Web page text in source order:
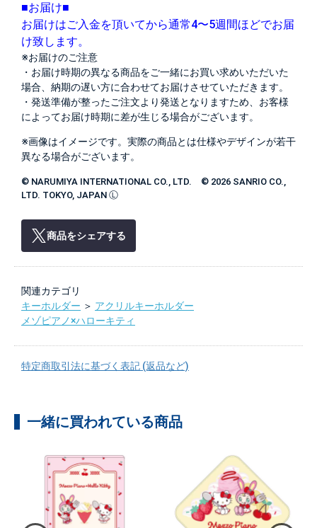
■お届け■
お届けはご入金を頂いてから通常4〜5週間ほどでお届
け致します。
※お届けのご注意
・お届け時期の異なる商品をご一緒にお買い求めいただいた
場合、納期の遅い方に合わせてお届けさせていただきます。
・発送準備が整ったご注文より発送となりますため、お客様
によってお届け時期に差が生じる場合がございます。
※画像はイメージです。実際の商品とは仕様やデザインが若干
異なる場合がございます。
© NARUMIYA INTERNATIONAL CO., LTD. © 2026 SANRIO CO.,
LTD. TOKYO, JAPAN Ⓛ
商品をシェアする
関連カテゴリ
キーホルダー ＞ アクリルキーホルダー
メゾピアノ×ハローキティ
特定商取引法に基づく表記 (返品など)
一緒に買われている商品